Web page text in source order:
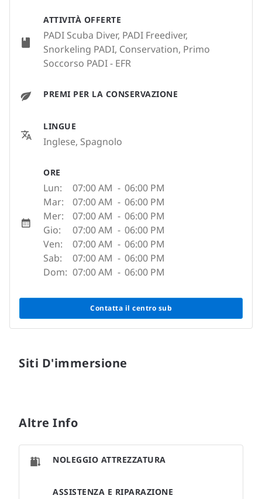
ATTIVITÀ OFFERTE
PADI Scuba Diver, PADI Freediver,
Snorkeling PADI, Conservation, Primo
Soccorso PADI - EFR
PREMI PER LA CONSERVAZIONE
LINGUE
Inglese, Spagnolo
ORE
Lun: 07:00 AM - 06:00 PM
Mar:
07:00 AM - 06:00 PM
Mer:
07:00 AM - 06:00 PM
Gio:
07:00 AM - 06:00 PM
Ven:
07:00 AM - 06:00 PM
Sab:
07:00 AM - 06:00 PM
Dom: 07:00 AM - 06:00 PM
Contatta il centro sub
Siti D'immersione
Altre Info
NOLEGGIO ATTREZZATURA
ASSISTENZA E RIPARAZIONE